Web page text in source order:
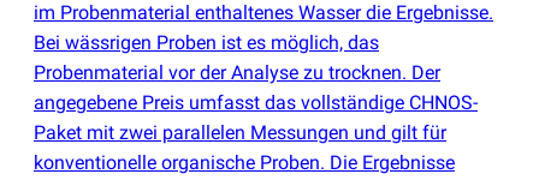
im Probenmaterial enthaltenes Wasser die Ergebnisse.
Bei wässrigen Proben ist es möglich, das
Probenmaterial vor der Analyse zu trocknen. Der
angegebene Preis umfasst das vollständige CHNOS-
Paket mit zwei parallelen Messungen und gilt für
konventionelle organische Proben. Die Ergebnisse